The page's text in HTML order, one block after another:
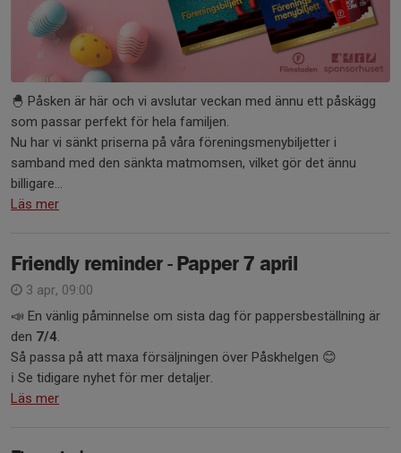
🐣 Påsken är här och vi avslutar veckan med ännu ett påskägg
som passar perfekt för hela familjen.
Nu har vi sänkt priserna på våra föreningsmenybiljetter i
samband med den sänkta matmomsen, vilket gör det ännu
billigare...
Läs mer
Friendly reminder - Papper 7 april
3 apr, 09:00
📣 En vänlig påminnelse om sista dag för pappersbeställning är
den 7/4.
Så passa på att maxa försäljningen över Påskhelgen 😊
ℹ️ Se tidigare nyhet för mer detaljer.
Läs mer